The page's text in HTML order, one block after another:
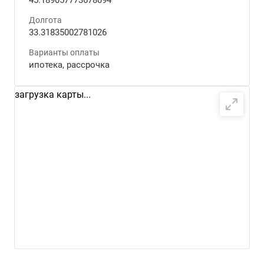
Долгота
33.31835002781026
Варианты оплаты
ипотека, рассрочка
загрузка карты...